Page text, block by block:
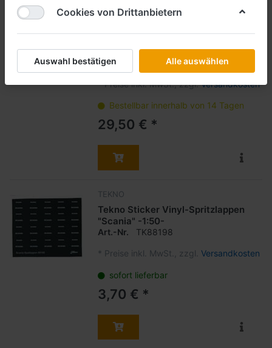
TEKNO
-Tekno- (Metall 1:87)
Art.-Nr. TK88906
* Preise inkl. MwSt., zzgl.Versandkosten
Bestellbar innerhalb von 14 Tagen
29,50 € *
TEKNO
Tekno Sticker Vinyl-Spritzlappen
"Scania" -1:50-
Art.-Nr. TK88198
* Preise inkl. MwSt., zzgl. Versandkosten
sofort lieferbar
3,70 € *
Cookies von Drittanbietern
Auswahl bestätigen Alle auswählen